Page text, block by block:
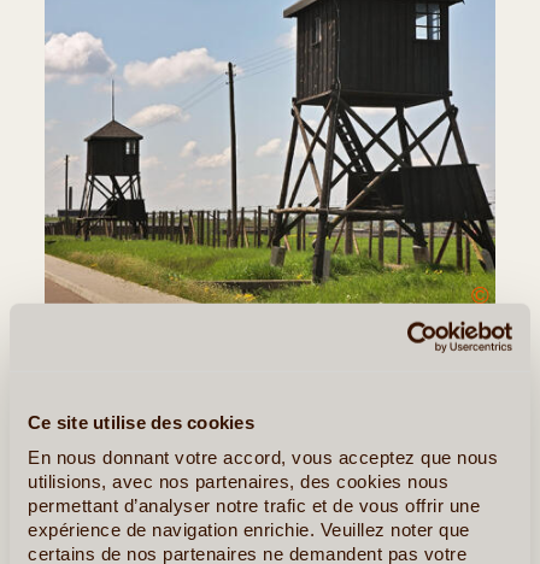
Ce site utilise des cookies
En nous donnant votre accord, vous acceptez que nous
utilisions, avec nos partenaires, des cookies nous
permettant d’analyser notre trafic et de vous offrir une
expérience de navigation enrichie. Veuillez noter que
certains de nos partenaires ne demandent pas votre
©
camp de concentration et d’extermination nazi
Après-midi :Visite du centre historique de Lublin,
promenade dans les ruelles de la vieille ville. Possibilité
de visiter lachapelle de la Sainte Trinitédécorée de
fresques du XIVe siècle..